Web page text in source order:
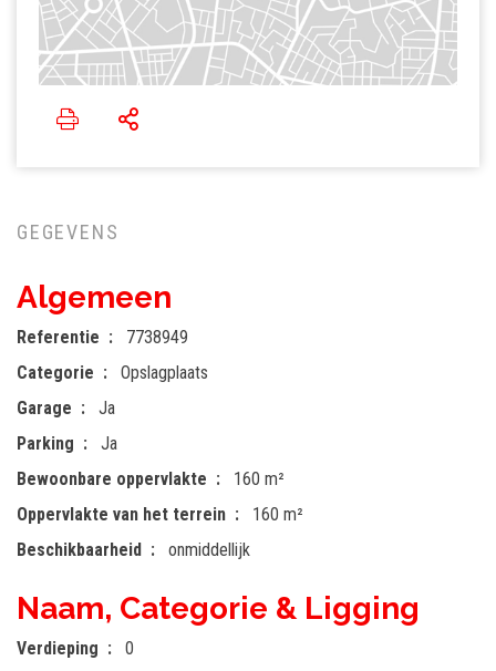
GEGEVENS
Algemeen
Referentie
7738949
Categorie
Opslagplaats
Garage
Ja
Parking
Ja
Bewoonbare oppervlakte
160 m²
Oppervlakte van het terrein
160 m²
Beschikbaarheid
onmiddellijk
Naam, Categorie & Ligging
Verdieping
0